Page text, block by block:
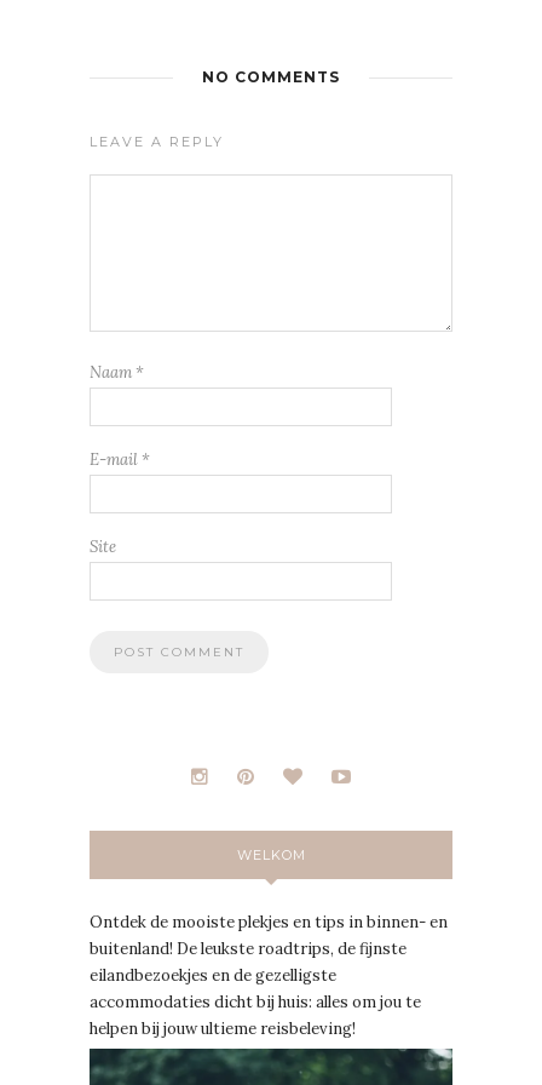
NO COMMENTS
LEAVE A REPLY
Naam *
E-mail *
Site
WELKOM
Ontdek de mooiste plekjes en tips in binnen- en
buitenland! De leukste roadtrips, de fijnste
eilandbezoekjes en de gezelligste
accommodaties dicht bij huis: alles om jou te
helpen bij jouw ultieme reisbeleving!